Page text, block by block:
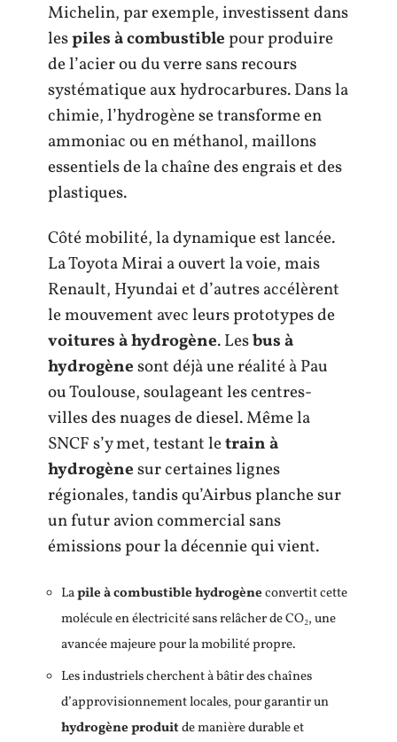
Michelin, par exemple, investissent dans
lespiles à combustiblepour produire
de l’acier ou du verre sans recours
systématique aux hydrocarbures. Dans la
chimie, l’hydrogène se transforme en
ammoniac ou en méthanol, maillons
essentiels de la chaîne des engrais et des
plastiques.
Côté mobilité, la dynamique est lancée.
La Toyota Mirai a ouvert la voie, mais
Renault, Hyundai et d’autres accélèrent
le mouvement avec leurs prototypes de
voitures à hydrogène. Lesbus à
hydrogènesont déjà une réalité à Pau
ou Toulouse, soulageant les centres-
villes des nuages de diesel. Même la
SNCF s’y met, testant letrain à
hydrogènesur certaines lignes
régionales, tandis qu’Airbus planche sur
un futur avion commercial sans
émissions pour la décennie qui vient.
Lapile à combustible hydrogèneconvertit cette
molécule en électricité sans relâcher de CO₂, une
avancée majeure pour la mobilité propre.
Les industriels cherchent à bâtir des chaînes
d’approvisionnement locales, pour garantir un
hydrogène produitde manière durable et